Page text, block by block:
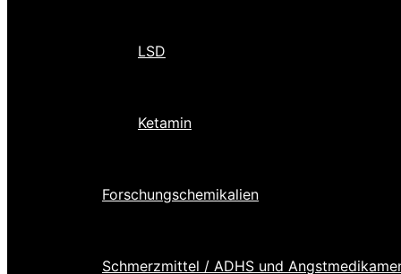
LSD
Ketamin
Forschungschemikalien
Schmerzmittel / ADHS und